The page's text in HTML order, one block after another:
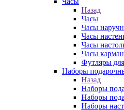
Назад
Часы
Часы
Часы
Часы
Часы
Футляры
Наборы
Назад
Наборы
Наборы
Наборы